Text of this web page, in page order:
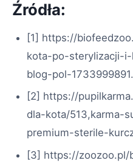
Źródła:
[1] https://
kota-po-sterylizacji-
blog-pol-
[2] https://
dla-kota/513,karma-
premium-sterile-
[3] https://